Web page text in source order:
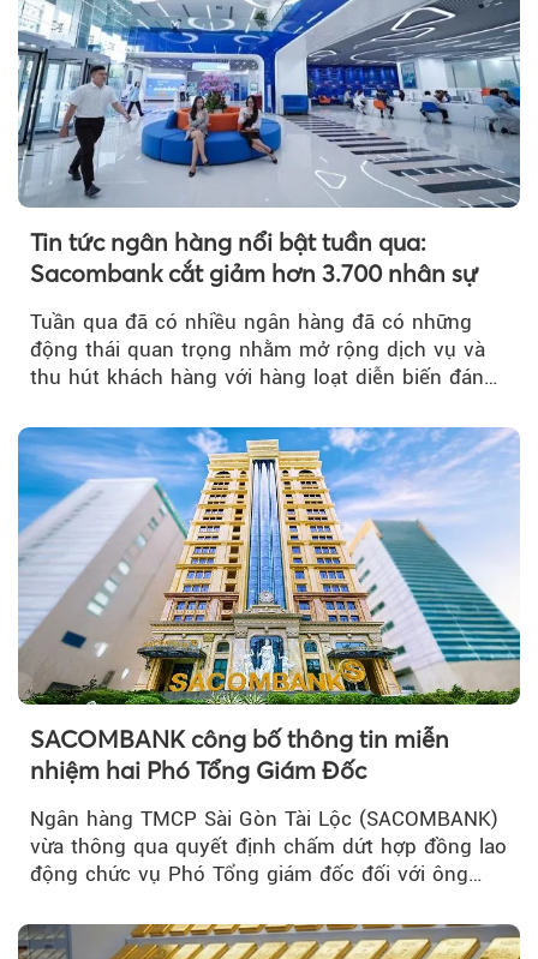
Tin tức ngân hàng nổi bật tuần qua:
Sacombank cắt giảm hơn 3.700 nhân sự
Tuần qua đã có nhiều ngân hàng đã có những
động thái quan trọng nhằm mở rộng dịch vụ và
thu hút khách hàng với hàng loạt diễn biến đáng
SACOMBANK công bố thông tin miễn
nhiệm hai Phó Tổng Giám Đốc
Ngân hàng TMCP Sài Gòn Tài Lộc (SACOMBANK)
vừa thông qua quyết định chấm dứt hợp đồng lao
động chức vụ Phó Tổng giám đốc đối với ông